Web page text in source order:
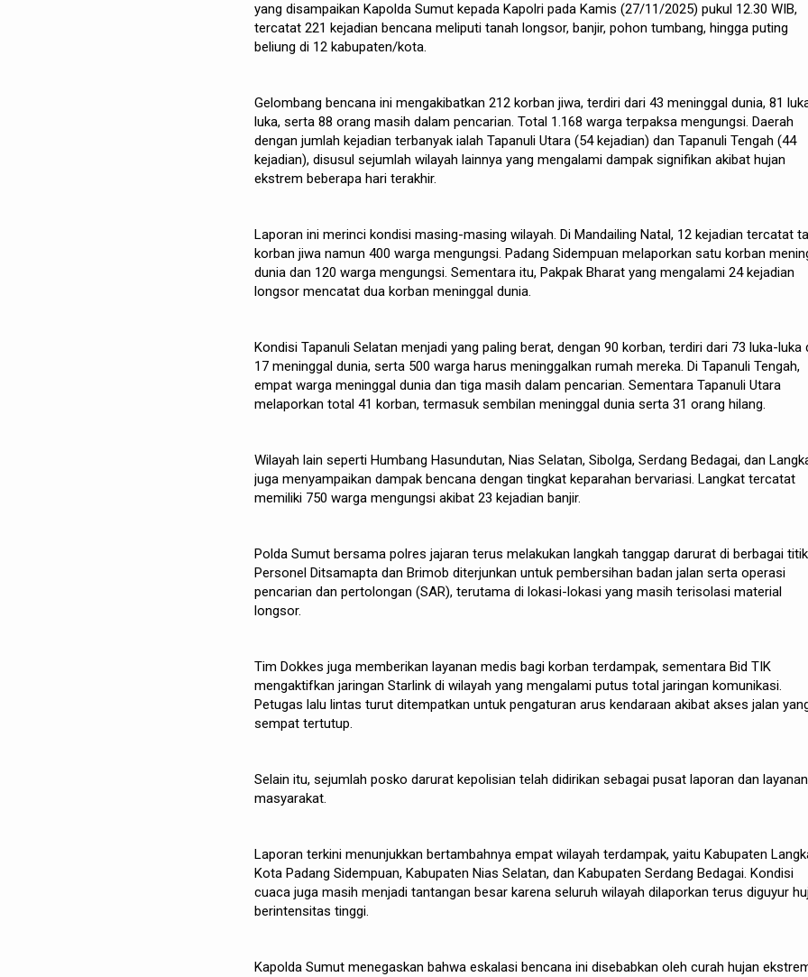
yang disampaikan Kapolda Sumut kepada Kapolri pada Kamis (27/11/2025) pukul 12.30 WIB,
tercatat 221 kejadian bencana meliputi tanah longsor, banjir, pohon tumbang, hingga puting
beliung di 12 kabupaten/kota.
Gelombang bencana ini mengakibatkan 212 korban jiwa, terdiri dari 43 meninggal dunia, 81
luka, serta 88 orang masih dalam pencarian. Total 1.168 warga terpaksa mengungsi. Daerah
dengan jumlah kejadian terbanyak ialah Tapanuli Utara (54 kejadian) dan Tapanuli Tengah (44
kejadian), disusul sejumlah wilayah lainnya yang mengalami dampak signifikan akibat hujan
ekstrem beberapa hari terakhir.
Laporan ini merinci kondisi masing-masing wilayah. Di Mandailing Natal, 12 kejadian tercatat
korban jiwa namun 400 warga mengungsi. Padang Sidempuan melaporkan satu korban
dunia dan 120 warga mengungsi. Sementara itu, Pakpak Bharat yang mengalami 24 kejadian
longsor mencatat dua korban meninggal dunia.
Kondisi Tapanuli Selatan menjadi yang paling berat, dengan 90 korban, terdiri dari 73 luka-luka
17 meninggal dunia, serta 500 warga harus meninggalkan rumah mereka. Di Tapanuli Tengah,
empat warga meninggal dunia dan tiga masih dalam pencarian. Sementara Tapanuli Utara
melaporkan total 41 korban, termasuk sembilan meninggal dunia serta 31 orang hilang.
Wilayah lain seperti Humbang Hasundutan, Nias Selatan, Sibolga, Serdang Bedagai, dan
juga menyampaikan dampak bencana dengan tingkat keparahan bervariasi. Langkat tercatat
memiliki 750 warga mengungsi akibat 23 kejadian banjir.
Polda Sumut bersama polres jajaran terus melakukan langkah tanggap darurat di berbagai
Personel Ditsamapta dan Brimob diterjunkan untuk pembersihan badan jalan serta operasi
pencarian dan pertolongan (SAR), terutama di lokasi-lokasi yang masih terisolasi material
longsor.
Tim Dokkes juga memberikan layanan medis bagi korban terdampak, sementara Bid TIK
mengaktifkan jaringan Starlink di wilayah yang mengalami putus total jaringan komunikasi.
Petugas lalu lintas turut ditempatkan untuk pengaturan arus kendaraan akibat akses jalan
sempat tertutup.
Selain itu, sejumlah posko darurat kepolisian telah didirikan sebagai pusat laporan dan layanan
masyarakat.
Laporan terkini menunjukkan bertambahnya empat wilayah terdampak, yaitu Kabupaten
Kota Padang Sidempuan, Kabupaten Nias Selatan, dan Kabupaten Serdang Bedagai. Kondisi
cuaca juga masih menjadi tantangan besar karena seluruh wilayah dilaporkan terus diguyur
berintensitas tinggi.
Kapolda Sumut menegaskan bahwa eskalasi bencana ini disebabkan oleh curah hujan